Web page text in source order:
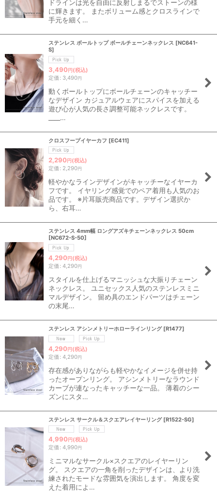
ドラインは光を自由に反射しまるでストーンの様
に輝きます。 またボリューム感とクロスラインで
手元を細く…
ステンレス ボールトップ ボールチェーンネックレス [NC641-
S]
3,490円(税込)
定価 : 3,490円
動くボールトップにボールチェーンのキャッチー
なデザイン カジュアルウェアにスパイスを加える
遊び心が人気の長さ調整可能ネックレスです。
____…
クロスフープイヤーカフ [EC411]
2,290円 (税込)
定価 : 2,290円
軽やかなラインデザインがキャッチーなイヤーカ
フです。 イヤリング感覚でのペア着用も人気のお
品です。 ※片耳販売商品です。デザイン選択か
ら、右耳…
ステンレス 4mm幅 ロングアズキチェーンネックレス 50cm
[NC672-S-50]
4,290円(税込)
定価 : 4,290円
スタイルを仕上げるマニッシュな大振りチェーン
ネックレス。 ユニセックス人気のステンレスミニ
マルデザイン。 留め具のエンドパーツはチェーン
の末尾…
ステンレス アシンメトリーホローラインリング [R1477]
4,290円(税込)
定価 : 4,290円
存在感がありながらも軽やかなイメージを併せ持
ったオープンリング。 アシンメトリーなラウンド
カーブが連なったキャッチーな一品。 薄着のシー
ズンにスタ…
ステンレス サークル＆スクエアレイヤーリング [R1522-SG]
4,990円 (税込)
定価 : 4,990円
ミニマルなサークル×スクエアのレイヤーリン
グ。 スクエアの一角を削ったデザインは、より洗
練されたモードな雰囲気を演出します。 角度を変
えた着用によ…